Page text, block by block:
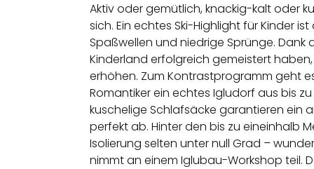
Aktiv oder gemütlich, knackig-kalt oder
sich. Ein echtes Ski-Highlight für Kinder
Spaßwellen und niedrige Sprünge. Dank
Kinderland erfolgreich gemeistert
erhöhen. Zum Kontrastprogramm geht
Romantiker ein echtes Igludorf aus bis
kuschelige Schlafsäcke garantieren ein
perfekt ab. Hinter den bis zu eineinhalb
Isolierung selten unter null Grad –
nimmt an einem Iglubau-Workshop teil.